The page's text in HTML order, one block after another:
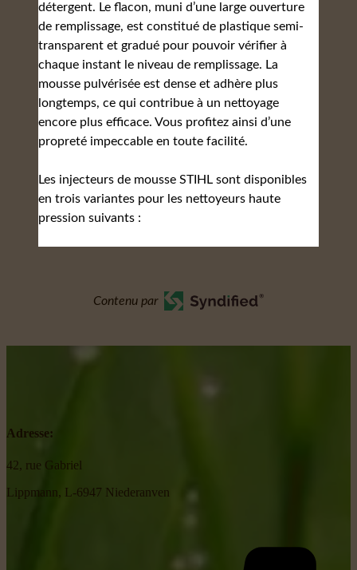
détergent. Le flacon, muni d’une large ouverture
de remplissage, est constitué de plastique semi-
transparent et gradué pour pouvoir vérifier à
chaque instant le niveau de remplissage. La
mousse pulvérisée est dense et adhère plus
longtemps, ce qui contribue à un nettoyage
encore plus efficace. Vous profitez ainsi d’une
propreté impeccable en toute facilité.
Les injecteurs de mousse STIHL sont disponibles
en trois variantes pour les nettoyeurs haute
pression suivants :
Contenu par
Adresse:
42, rue Gabriel
Lippmann, L-6947 Niederanven